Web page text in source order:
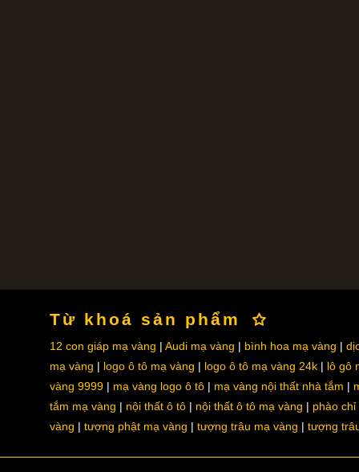
Từ khoá sản phẩm
12 con giáp mạ vàng Audi mạ vàng bình hoa mạ vàng
mạ vàng
logo ô tô mạ vàng logo ô tô mạ vàng 24k
lô gô
vàng 9999
mạ vàng logo ô tô mạ vàng nội thất nhà tắm
tắm mạ vàng
nội thất ô tô nội thất ô tô mạ vàng
phào chỉ
vàng
tượng phật mạ vàng tượng trâu mạ vàng tượng